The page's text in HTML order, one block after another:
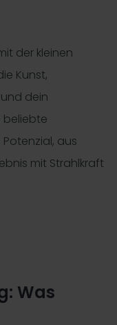
der kleinen
Kunst,
dein
beliebte
aus
mit Strahlkraft
Was